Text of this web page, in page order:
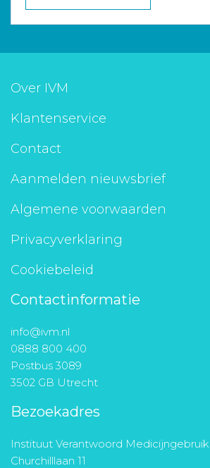
Over IVM
Klantenservice
Contact
Aanmelden nieuwsbrief
Algemene voorwaarden
Privacyverklaring
Cookiebeleid
Contactinformatie
info@ivm.nl
0888 800 400
Postbus 3089
3502 GB Utrecht
Bezoekadres
Instituut Verantwoord Medicijngebruik
Churchilllaan 11